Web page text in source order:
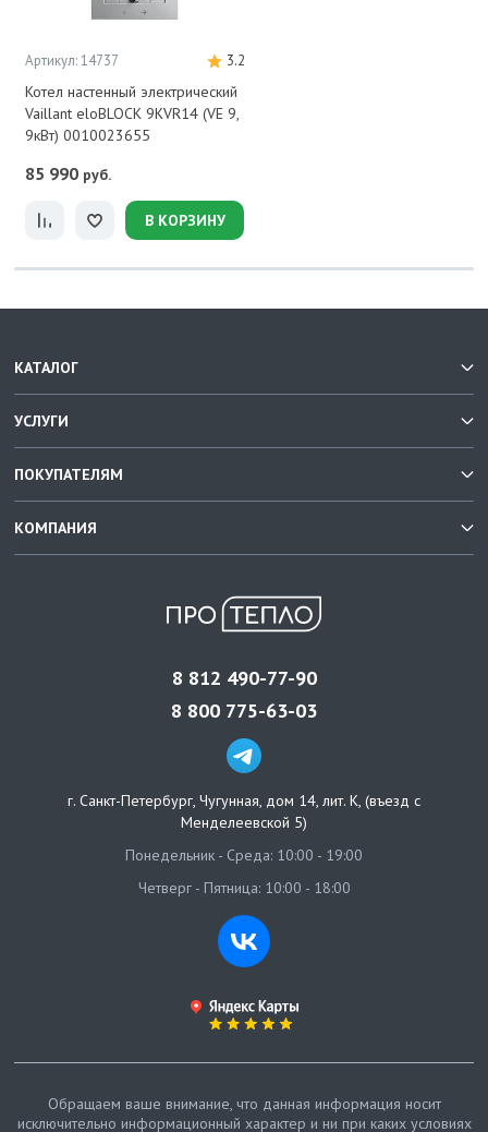
Артикул: 14737 3.2
Котел настенный электрический
Vaillant eloBLOCK 9KVR14 (VE 9,
9кВт) 0010023655
85 990 руб.
В КОРЗИНУ
КАТАЛОГ
УСЛУГИ
ПОКУПАТЕЛЯМ
КОМПАНИЯ
8 812 490-77-90
8 800 775-63-03
г. Санкт-Петербург, Чугунная, дом 14, лит. К, (въезд с
Менделеевской 5)
Понедельник - Среда: 10:00 - 19:00
Четверг - Пятница: 10:00 - 18:00
Обращаем ваше внимание, что данная информация носит
исключительно информационный характер и ни при каких условиях